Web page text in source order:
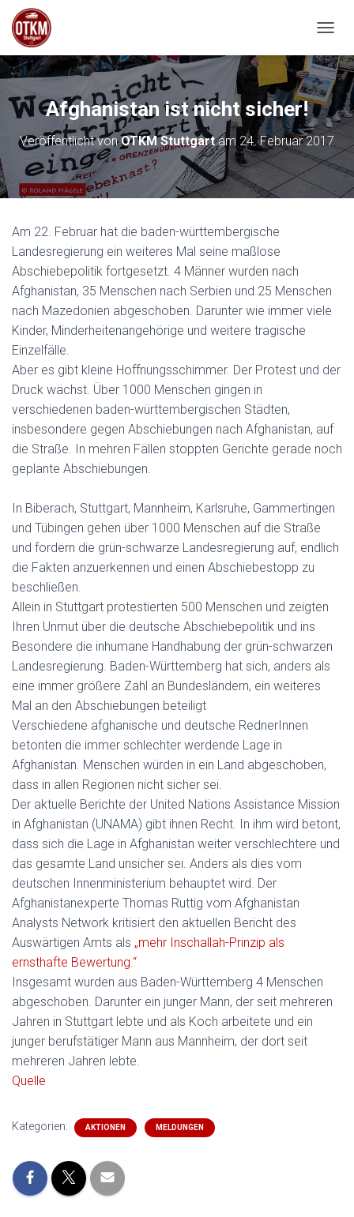
Afghanistan ist nicht sicher!
Veröffentlicht vonOTKM Stuttgartam 24. Februar 2017
Am 22. Februar hat die baden-württembergische
Landesregierung ein weiteres Mal seine maßlose
Abschiebepolitik fortgesetzt. 4 Männer wurden nach
Afghanistan, 35 Menschen nach Serbien und 25 Menschen
nach Mazedonien abgeschoben. Darunter wie immer viele
Kinder, Minderheitenangehörige und weitere tragische
Einzelfälle.
Aber es gibt kleine Hoffnungsschimmer. Der Protest und der
Druck wächst. Über 1000 Menschen gingen in
verschiedenen baden-württembergischen Städten,
insbesondere gegen Abschiebungen nach Afghanistan, auf
die Straße. In mehren Fällen stoppten Gerichte gerade noch
geplante Abschiebungen.
In Biberach, Stuttgart, Mannheim, Karlsruhe, Gammertingen
und Tübingen gehen über 1000 Menschen auf die Straße
und fordern die grün-schwarze Landesregierung auf, endlich
die Fakten anzuerkennen und einen Abschiebestopp zu
beschließen.
Allein in Stuttgart protestierten 500 Menschen und zeigten
Ihren Unmut über die deutsche Abschiebepolitik und ins
Besondere die inhumane Handhabung der grün-schwarzen
Landesregierung. Baden-Württemberg hat sich, anders als
eine immer größere Zahl an Bundesländern, ein weiteres
Mal an den Abschiebungen beteiligt
Verschiedene afghanische und deutsche RednerInnen
betonten die immer schlechter werdende Lage in
Afghanistan. Menschen würden in ein Land abgeschoben,
dass in allen Regionen nicht sicher sei.
Der aktuelle Berichte der United Nations Assistance Mission
in Afghanistan (UNAMA) gibt ihnen Recht. In ihm wird betont,
dass sich die Lage in Afghanistan weiter verschlechtere und
das gesamte Land unsicher sei. Anders als dies vom
deutschen Innenministerium behauptet wird. Der
Afghanistanexperte Thomas Ruttig vom Afghanistan
Analysts Network kritisiert den aktuellen Bericht des
Auswärtigen Amts als „mehr Inschallah-Prinzip als
ernsthafte Bewertung.“
Insgesamt wurden aus Baden-Württemberg 4 Menschen
abgeschoben. Darunter ein junger Mann, der seit mehreren
Jahren in Stuttgart lebte und als Koch arbeitete und ein
junger berufstätiger Mann aus Mannheim, der dort seit
mehreren Jahren lebte.
Quelle
Kategorien: AKTIONEN MELDUNGEN